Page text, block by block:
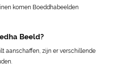
komen Boeddhabeelden
Beeld?
aanschaffen, zijn er verschillende